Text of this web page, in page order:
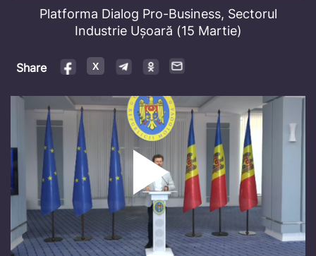
Platforma Dialog Pro-Business, Sectorul
Industrie Ușoară (15 Martie)
Share